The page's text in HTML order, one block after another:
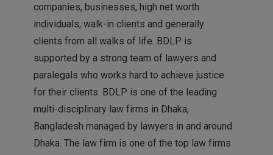
companies, businesses, high net worth
individuals, walk-in clients and generally
clients from all walks of life. BDLP is
supported by a strong team of lawyers and
paralegals who works hard to achieve justice
for their clients. BDLP is one of the leading
multi-disciplinary law firms in Dhaka,
Bangladesh managed by lawyers in and around
Dhaka. The law firm is one of the top law firms